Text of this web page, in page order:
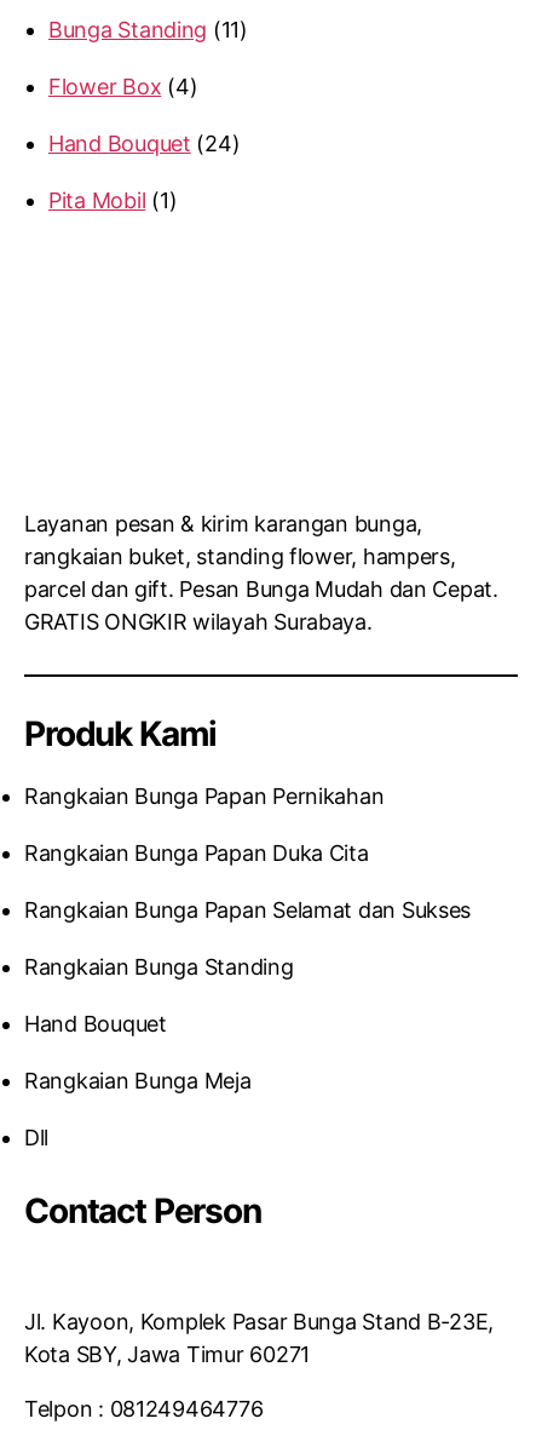
Bunga Standing 11
Flower Box 4
Hand Bouquet 24
Pita Mobil 1
Layanan pesan & kirim karangan bunga,
rangkaian buket, standing flower, hampers,
parcel dan gift. Pesan Bunga Mudah dan Cepat.
GRATIS ONGKIR wilayah Surabaya.
Produk Kami
Rangkaian Bunga Papan Pernikahan
Rangkaian Bunga Papan Duka Cita
Rangkaian Bunga Papan Selamat dan Sukses
Rangkaian Bunga Standing
Hand Bouquet
Rangkaian Bunga Meja
Dll
Contact Person
Jl. Kayoon, Komplek Pasar Bunga Stand B-23E,
Kota SBY, Jawa Timur 60271
Telpon : 081249464776